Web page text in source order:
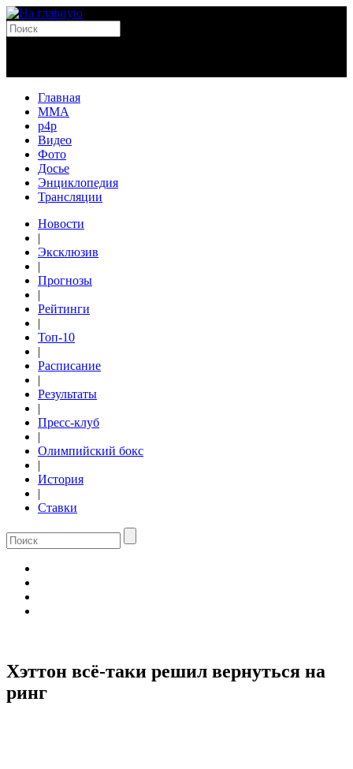
Главная
MMA
p4p
Видео
Фото
Досье
Энциклопедия
Трансляции
Новости
|
Эксклюзив
|
Прогнозы
|
Рейтинги
|
Топ-10
|
Расписание
|
Результаты
|
Пресс-клуб
|
Олимпийский бокс
|
История
|
Ставки
Хэттон всё-таки решил вернуться на
ринг